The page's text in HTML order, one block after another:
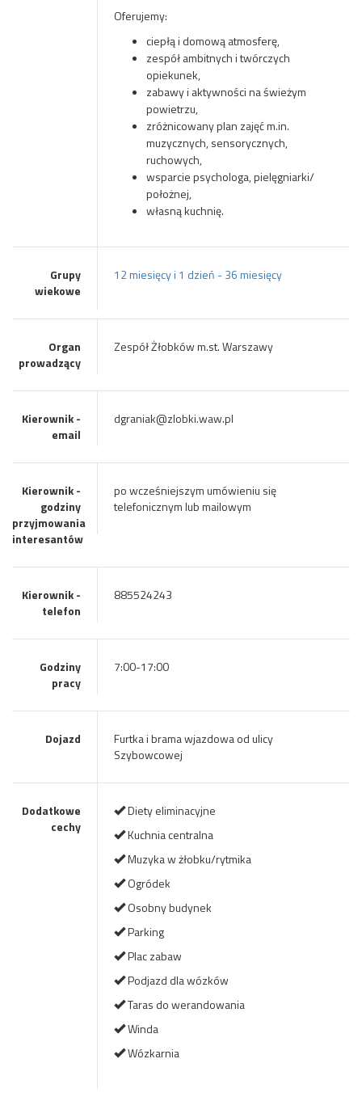
Oferujemy:
ciepłą i domową atmosferę,
zespół ambitnych i twórczych
opiekunek,
zabawy i aktywności na świeżym
powietrzu,
zróżnicowany plan zajęć m.in.
muzycznych, sensorycznych,
ruchowych,
wsparcie psychologa, pielęgniarki/
położnej,
własną kuchnię.
Grupy
wiekowe
12 miesięcy i 1 dzień - 36 miesięcy
Organ
prowadzący
Zespół Żłobków m.st. Warszawy
Kierownik -
email
dgraniak@zlobki.waw.pl
Kierownik -
godziny
przyjmowania
interesantów
po wcześniejszym umówieniu się
telefonicznym lub mailowym
Kierownik -
telefon
885524243
Godziny
pracy
7:00-17:00
Dojazd
Furtka i brama wjazdowa od ulicy
Szybowcowej
Dodatkowe
cechy
Diety eliminacyjne
Kuchnia centralna
Muzyka w żłobku/rytmika
Ogródek
Osobny budynek
Parking
Plac zabaw
Podjazd dla wózków
Taras do werandowania
Winda
Wózkarnia